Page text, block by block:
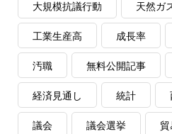
大規模抗議行動 天然ガ
工業生産高 成長率
汚職 無料公開記事
経済見通し 統計
議会 議会選挙 貿